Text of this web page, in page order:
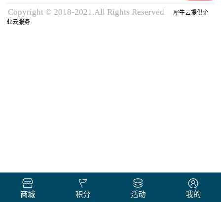
Copyright © 2018-2021.All Rights Reserved
犀牛云提供企
业云服务
商城 积分 活动 我的